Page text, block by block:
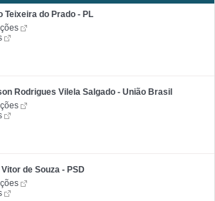
Teixeira do Prado - PL
Rodrigues Vilela Salgado - União Brasil
de Souza - PSD